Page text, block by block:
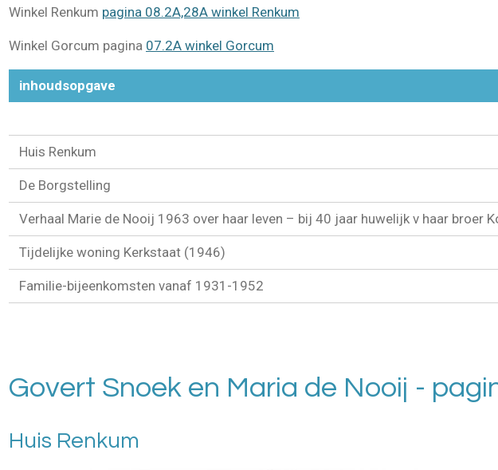
Winkel Renkum pagina 08.2A,28A winkel Renkum
Winkel Gorcum pagina 07.2A winkel Gorcum
inhoudsopgave
Huis Renkum
De Borgstelling
Verhaal Marie de Nooij 1963 over haar leven – bij 40 jaar huwelijk v haar broer
Tijdelijke woning Kerkstaat (1946)
Familie-bijeenkomsten vanaf 1931-1952
Govert Snoek en Maria de Nooij -
Huis Renkum